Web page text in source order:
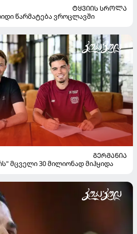
ᲢᲧᲕᲘᲘᲡ ᲡᲠᲝᲚᲐ
წარმატება ვროცლავში
ᲒᲔᲠᲛᲐᲜᲘᲐ
მცველი 30 მილიონად მიჰყიდა